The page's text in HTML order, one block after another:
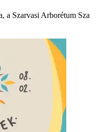
a Szarvasi Arborétum Sza